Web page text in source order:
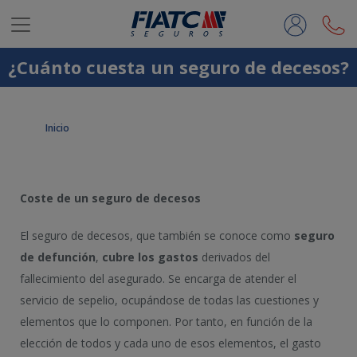
Saltar al contenido principal
¿Cuánto cuesta un seguro de decesos?
Inicio
Coste de un seguro de decesos
El seguro de decesos, que también se conoce como seguro
de defunción, cubre los gastos derivados del
fallecimiento del asegurado. Se encarga de atender el
servicio de sepelio, ocupándose de todas las cuestiones y
elementos que lo componen. Por tanto, en función de la
elección de todos y cada uno de esos elementos, el gasto